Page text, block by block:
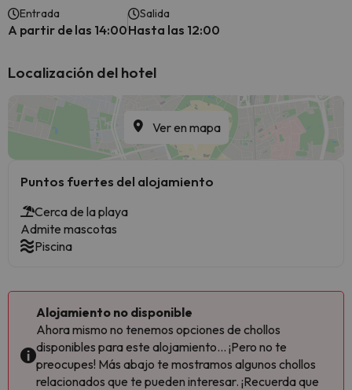
Entrada
A partir de las 14:00
Salida
Hasta las 12:00
Localización del hotel
Ver en mapa
Puntos fuertes del alojamiento
Cerca de la playa
Admite mascotas
Piscina
Alojamiento no disponible
Ahora mismo no tenemos opciones de chollos
disponibles para este alojamiento... ¡Pero no te
preocupes! Más abajo te mostramos algunos chollos
relacionados que te pueden interesar. ¡Recuerda que